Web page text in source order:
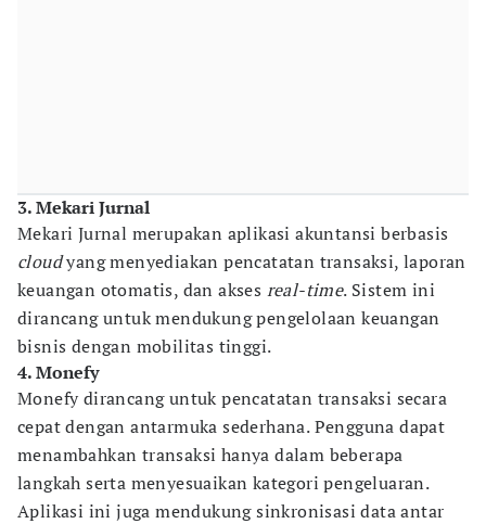
3. Mekari Jurnal
Mekari Jurnal merupakan aplikasi akuntansi berbasis
cloudyang menyediakan pencatatan transaksi, laporan
keuangan otomatis, dan akses real-time. Sistem ini
dirancang untuk mendukung pengelolaan keuangan
bisnis dengan mobilitas tinggi.
4. Monefy
Monefy dirancang untuk pencatatan transaksi secara
cepat dengan antarmuka sederhana. Pengguna dapat
menambahkan transaksi hanya dalam beberapa
langkah serta menyesuaikan kategori pengeluaran.
Aplikasi ini juga mendukung sinkronisasi data antar